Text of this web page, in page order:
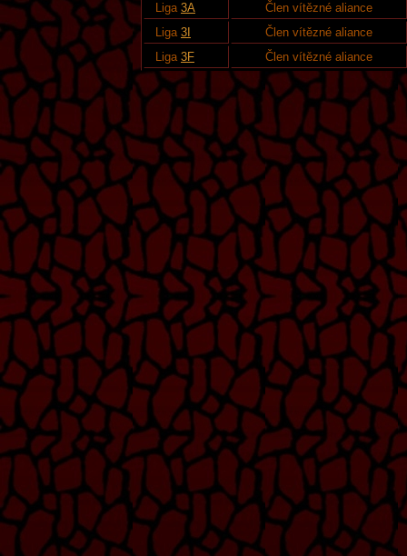
Liga 3A
Člen vítězné aliance
Liga 3I
Člen vítězné aliance
Liga 3F Člen vítězné aliance